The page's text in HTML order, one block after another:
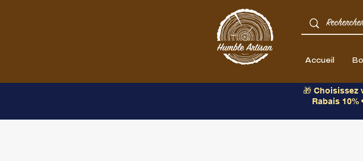
Accueil
🎁 Choisissez
Rabais 10%